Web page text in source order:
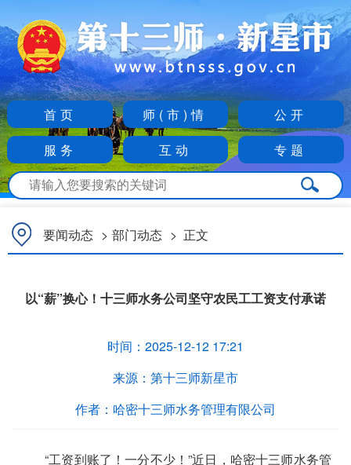
首页 师(市)情
公开
服务
互动 专题
要闻动态 > 部门动态 > 正文
以“薪”换心！十三师水务公司坚守农民工工资支付承诺
时间： 2025-12-12 17:21
来源： 第十三师新星市
作者： 哈密十三师水务管理有限公司
“工资到账了！一分不少！”近日，哈密十三师水务管